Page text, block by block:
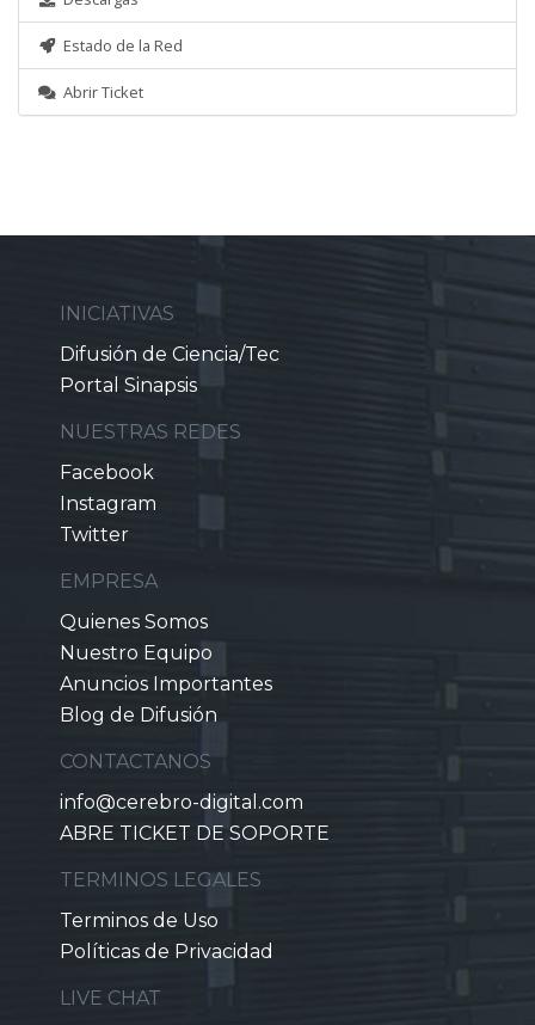
Estado de la Red
Abrir Ticket
INICIATIVAS
Difusión de Ciencia/Tec
Portal Sinapsis
NUESTRAS REDES
Facebook
Instagram
Twitter
EMPRESA
Quienes Somos
Nuestro Equipo
Anuncios Importantes
Blog de Difusión
CONTACTANOS
info@cerebro-digital.com
ABRE TICKET DE SOPORTE
TERMINOS LEGALES
Terminos de Uso
Políticas de Privacidad
LIVE CHAT